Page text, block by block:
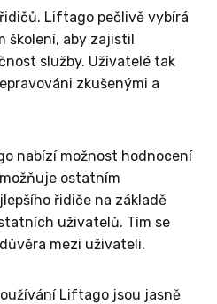
Liftago pečlivě vybírá
školení, aby zajistil
služby. Uživatelé tak
zkušenými a
nabízí možnost hodnocení
ostatním
řidiče na základě
uživatelů. Tím se
mezi uživateli.
Liftago jsou jasně